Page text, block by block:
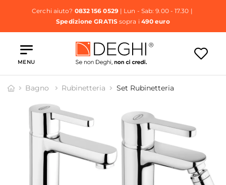
Cerchi aiuto? 0832 156 0529| Lun - Sab: 9.00 - 17.30 |
Spedizione GRATISsopra i 490 euro
MENU
Bagno Rubinetteria Set Rubinetteria